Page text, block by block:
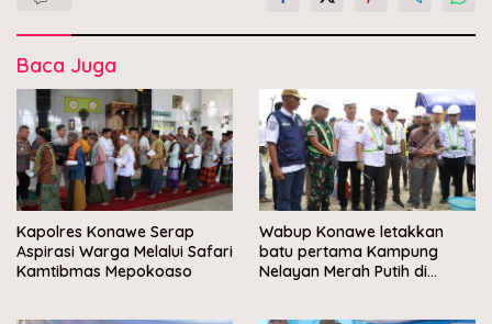
Baca Juga
Kapolres Konawe Serap
Aspirasi Warga Melalui Safari
Kamtibmas Mepokoaso
Wabup Konawe letakkan
batu pertama Kampung
Nelayan Merah Putih di